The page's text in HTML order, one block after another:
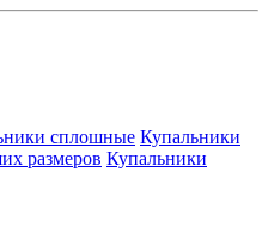
сплошные Купальники
размеров Купальники